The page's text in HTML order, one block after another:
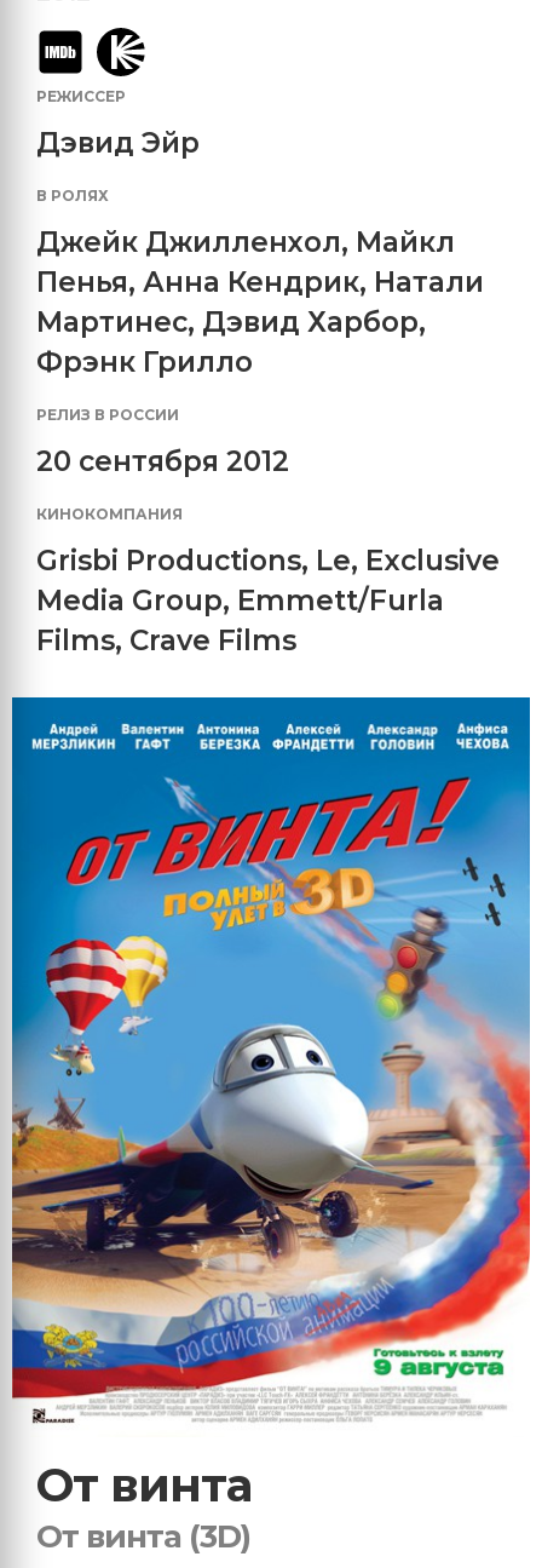
РЕЖИССЕР
Дэвид Эйр
В РОЛЯХ
Джейк Джилленхол, Майкл
Пенья, Анна Кендрик, Натали
Мартинес, Дэвид Харбор,
Фрэнк Грилло
РЕЛИЗ В РОССИИ
20 сентября 2012
КИНОКОМПАНИЯ
Grisbi Productions, Le, Exclusive
Media Group, Emmett/Furla
Films, Crave Films
От винта
От винта (3D)